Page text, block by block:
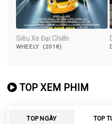
Siêu Xe Đại Chiến
WHEELY (2018)
TOP XEM PHIM
TOP NGÀY TOP